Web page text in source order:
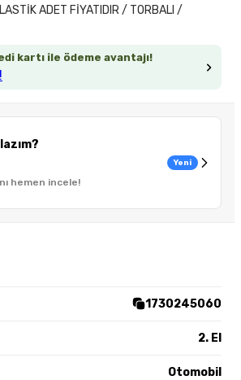
kartı ile ödeme avantajı!
hemen incele!
Yeni
1730245060
2. El
Otomobil
ADET FİYATIDIR / TORBALI /